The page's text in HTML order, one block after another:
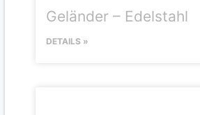
Geländer – Edelstahl
DETAILS »